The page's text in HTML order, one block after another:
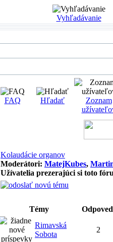
Vyhľadávanie
FAQ Hľadať
Zoznam
Kolaudácie organov
Moderátori: MatejKubes,
Užívatelia prezerajúci si toto
Témy
Rimavská
Sobota
2